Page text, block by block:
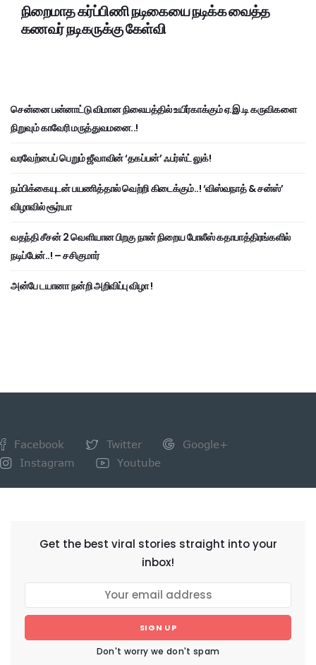
நிறைமாத கர்ப்பிணி நடிகையை நடிக்க வைத்த
கணவர் நடிகருக்கு கேள்வி
சென்னை பன்னாட்டு விமான நிலையத்தில் உயிர்காக்கும் ஏ.இ.டி கருவிகளை
நிறுவும் காவேரி மருத்துவமனை..!
வரவேற்பைப் பெறும் ஜீவாவின் ‘தகப்பன்’ ஃபர்ஸ்ட் லுக்!
நம்பிக்கையுடன் பயணித்தால் வெற்றி கிடைக்கும்..! ‘விஸ்வநாத் & சன்ஸ்’
விழாவில் சூர்யா
வதந்தி சீசன் 2 வெளியான பிறகு நான் நிறைய போலீஸ் கதாபாத்திரங்களில்
நடிப்பேன்..! – சசிகுமார்
அன்பே டயானா நன்றி அறிவிப்பு விழா !
Facebook Twitter
Google+
Instagram
Youtube
Get the best viral stories straight into your
inbox!
SIGN UP
Don't worry we don't spam